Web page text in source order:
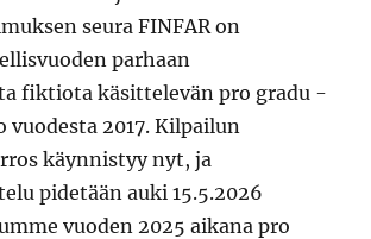
seura FINFAR on
parhaan
fiktiota käsittelevän pro gradu -
2017. Kilpailun
käynnistyy nyt, ja
pidetään auki 15.5.2026
vuoden 2025 aikana pro